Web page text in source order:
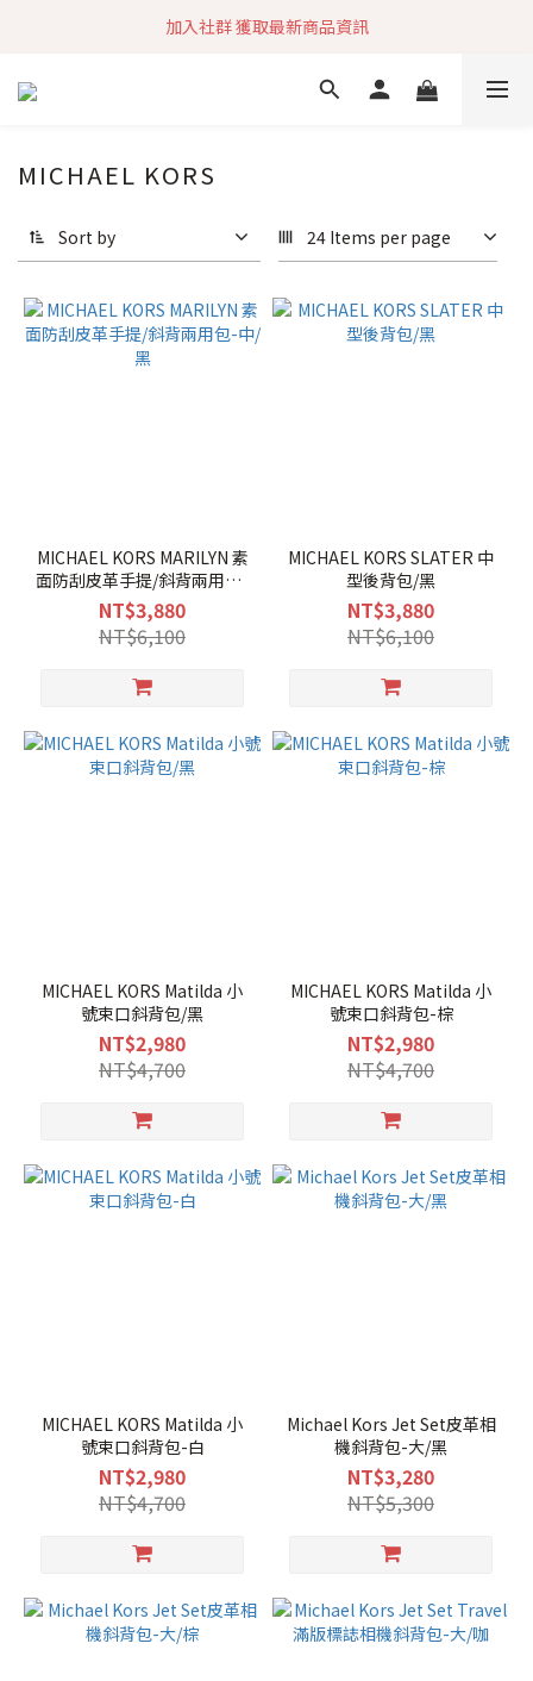
加入社群 獲取最新商品資訊
加入社群 獲取最新商品資訊
加入社群 獲取最新商品資訊
MICHAEL KORS
Sort by 24 Items per page
MICHAEL KORS MARILYN 素
面防刮皮革手提/斜背兩用包-
中/黑
NT$3,880
NT$6,100
MICHAEL KORS SLATER 中
型後背包/黑
NT$3,880
NT$6,100
MICHAEL KORS Matilda 小
號束口斜背包/黑
NT$2,980
NT$4,700
MICHAEL KORS Matilda 小
號束口斜背包-棕
NT$2,980
NT$4,700
MICHAEL KORS Matilda 小
號束口斜背包-白
NT$2,980
NT$4,700
Michael Kors Jet Set皮革相
機斜背包-大/黑
NT$3,280
NT$5,300